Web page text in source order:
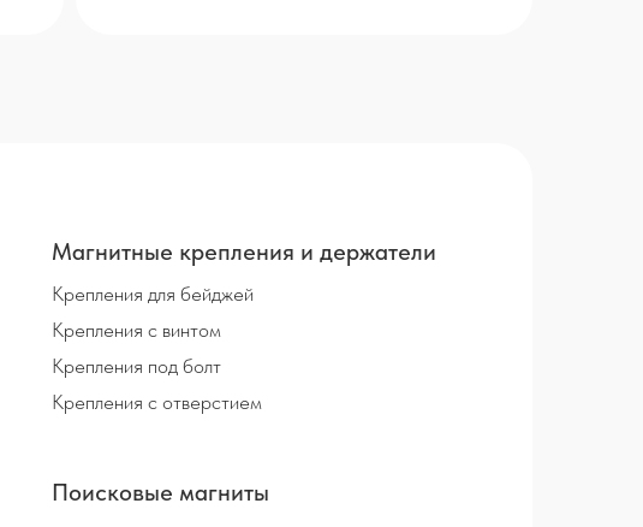
Магнитные крепления и держатели
Крепления для бейджей
Крепления с винтом
Крепления под болт
Крепления с отверстием
Поисковые магниты